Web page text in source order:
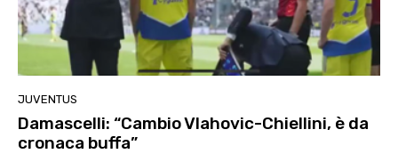
JUVENTUS
Damascelli: “Cambio Vlahovic-Chiellini, è da
cronaca buffa”